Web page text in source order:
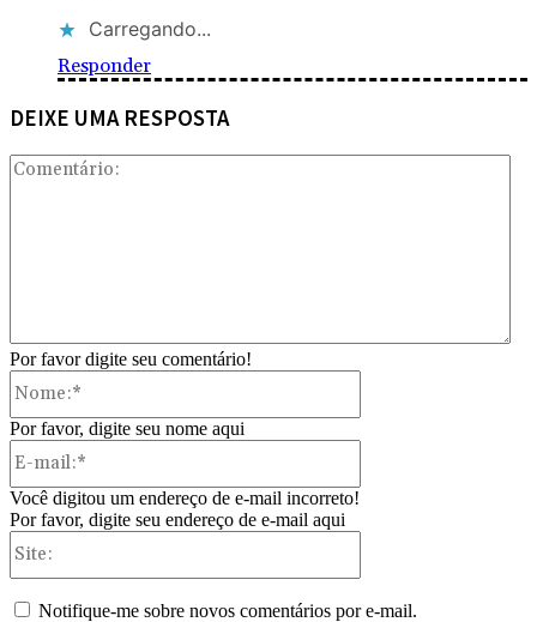
Carregando...
Responder
DEIXE UMA RESPOSTA
Por favor digite seu comentário!
Por favor, digite seu nome aqui
Você digitou um endereço de e-mail incorreto!
Por favor, digite seu endereço de e-mail aqui
Notifique-me sobre novos comentários por e-mail.